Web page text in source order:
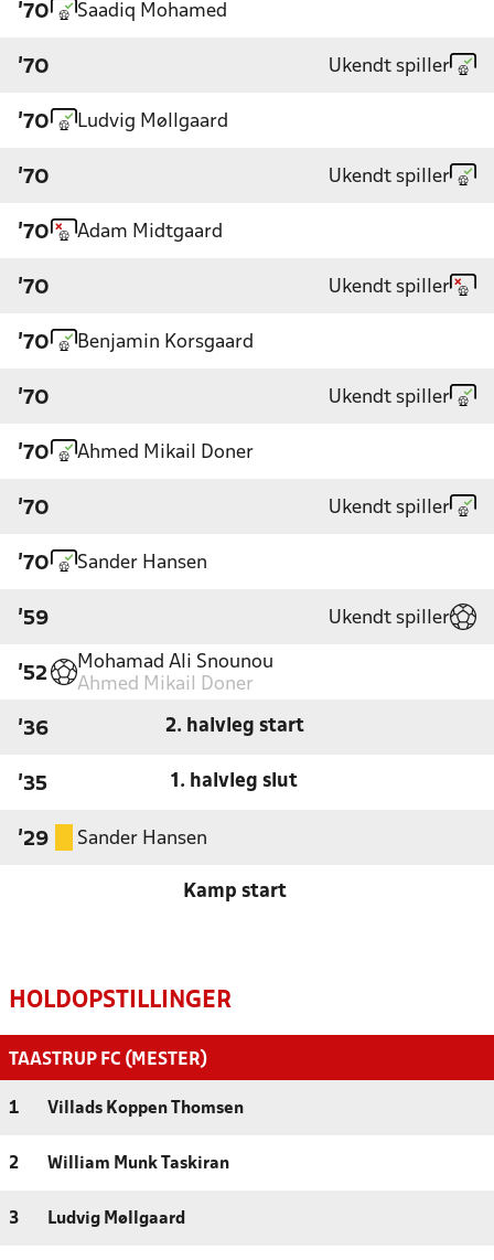
'70 Saadiq Mohamed
'70 Ukendt spiller
'70 Ludvig Møllgaard
'70 Ukendt spiller
'70 Adam Midtgaard
'70 Ukendt spiller
'70 Benjamin Korsgaard
'70 Ukendt spiller
'70 Ahmed Mikail Doner
'70 Ukendt spiller
'70 Sander Hansen
'59 Ukendt spiller
'52
Mohamad Ali Snounou
Ahmed Mikail Doner
'36 2. halvleg start
'35 1. halvleg slut
'29 Sander Hansen
Kamp start
HOLDOPSTILLINGER
TAASTRUP FC (MESTER)
1 Villads Koppen Thomsen
2 William Munk Taskiran
3 Ludvig Møllgaard